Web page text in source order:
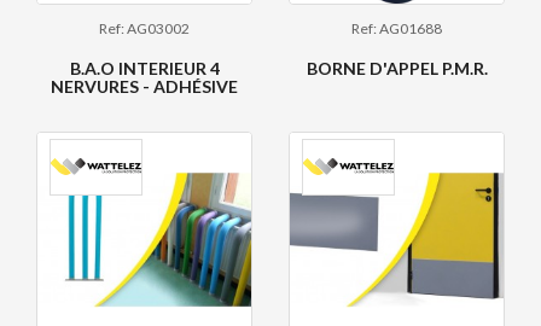
Ref: AG03002
B.A.O INTERIEUR 4
NERVURES - ADHÉSIVE
Ref: AG01688
BORNE D'APPEL P.M.R.